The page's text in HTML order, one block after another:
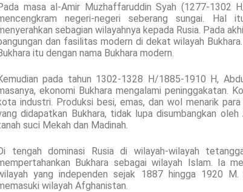
masa al-Amir Muzhaffaruddin Syah (1277-1302
negeri-negeri seberang sungai. Hal
sebagian wilayahnya kepada Rusia. Pada
dan fasilitas modern di dekat wilayah
itu dengan nama Bukhara modern.
pada tahun 1302-1328 H/1885-1910 H,
ekonomi Bukhara mengalami peninggakatan.
industri. Produksi besi, emas, dan wol menarik
didapatkan Bukhara, tidak lupa disumbangkan
suci Mekah dan Madinah.
tengah dominasi Rusia di wilayah-wilayah
Bukhara sebagai wilayah Islam. Ia
yang independen sejak 1887 hingga 1920
wilayah Afghanistan.